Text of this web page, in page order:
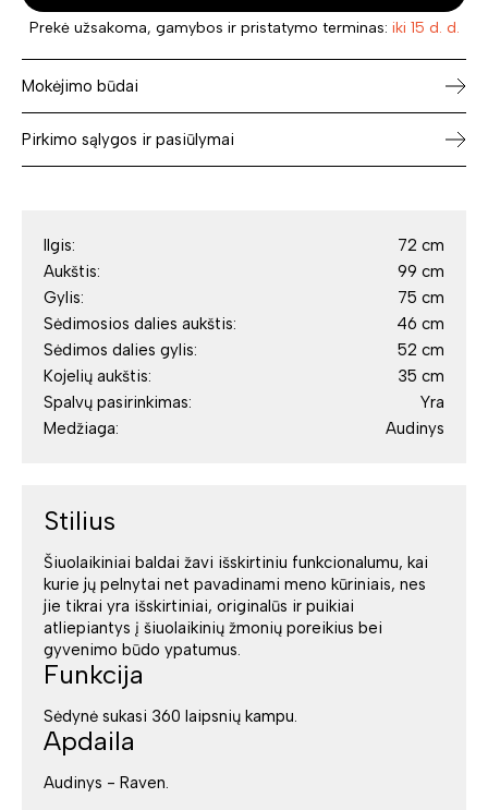
Prekė užsakoma, gamybos ir pristatymo terminas: iki 15 d. d.
Mokėjimo būdai
Pirkimo sąlygos ir pasiūlymai
Ilgis:
72 cm
Aukštis:
99 cm
Gylis:
75 cm
Sėdimosios dalies aukštis:
46 cm
Sėdimos dalies gylis:
52 cm
Kojelių aukštis:
35 cm
Spalvų pasirinkimas:
Yra
Medžiaga:
Audinys
Stilius
Šiuolaikiniai baldai žavi išskirtiniu funkcionalumu, kai
kurie jų pelnytai net pavadinami meno kūriniais, nes
jie tikrai yra išskirtiniai, originalūs ir puikiai
atliepiantys į šiuolaikinių žmonių poreikius bei
gyvenimo būdo ypatumus.
Funkcija
Sėdynė sukasi 360 laipsnių kampu.
Apdaila
Audinys - Raven.